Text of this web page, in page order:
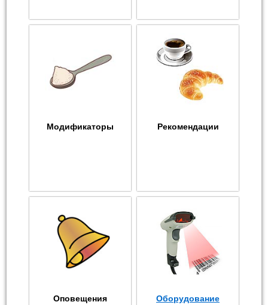
Модификаторы Рекомендации
Оповещения Оборудование